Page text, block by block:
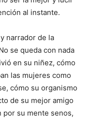
al instante.
narrador de la
se queda con nada
en su niñez, cómo
las mujeres como
cómo su organismo
de su mejor amigo
por su mente senos,